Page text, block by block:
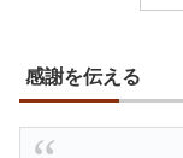
感謝を伝える